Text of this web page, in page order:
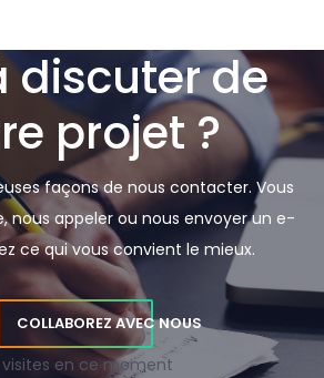
discuter de
projet ?
façons de nous contacter. Vous
nous appeler ou nous envoyer un e-
ce qui vous convient le mieux.
COLLABOREZ AVEC NOUS
visites en ce moment